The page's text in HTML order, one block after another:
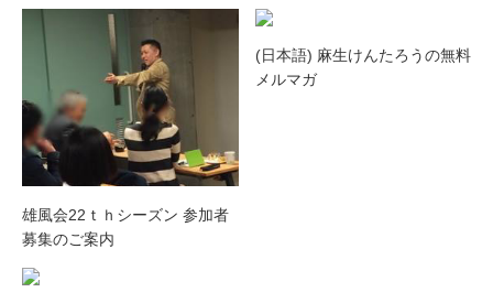
雄風会22ｔｈシーズン 参加者
募集のご案内
(日本語) 麻生けんたろうの無料
メルマガ